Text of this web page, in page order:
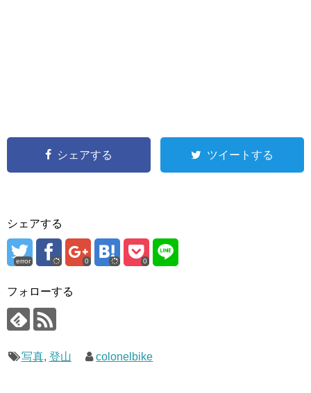
シェアする ツイートする
シェアする
error 0 0
フォローする
写真, 登山 colonelbike